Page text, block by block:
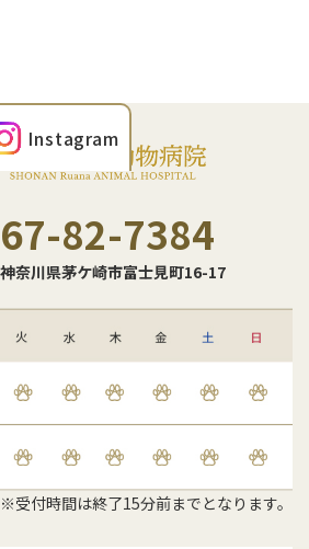
Instagram
82-7384
神奈川県茅ケ崎市富士見町16-17
※受付時間は終了15分前までとなります。